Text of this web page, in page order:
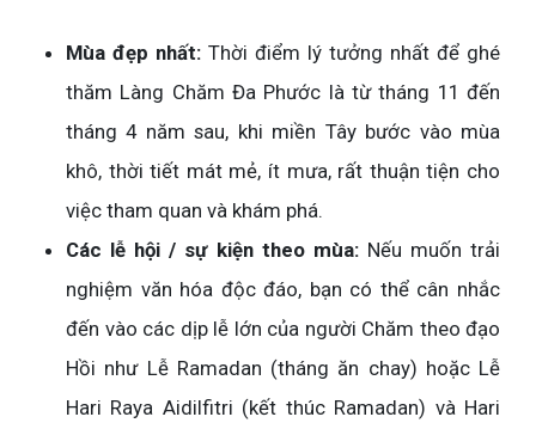
Mùa đẹp nhất: Thời điểm lý tưởng nhất để ghé
thăm Làng Chăm Đa Phước là từ tháng 11 đến
tháng 4 năm sau, khi miền Tây bước vào mùa
khô, thời tiết mát mẻ, ít mưa, rất thuận tiện cho
việc tham quan và khám phá.
Các lễ hội / sự kiện theo mùa:Nếu muốn trải
nghiệm văn hóa độc đáo, bạn có thể cân nhắc
đến vào các dịp lễ lớn của người Chăm theo đạo
Hồi như Lễ Ramadan (tháng ăn chay) hoặc Lễ
Hari Raya Aidilfitri (kết thúc Ramadan) và Hari